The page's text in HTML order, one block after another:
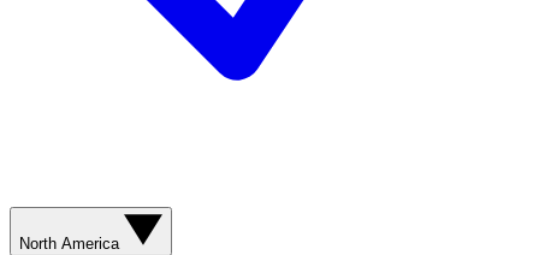
North America